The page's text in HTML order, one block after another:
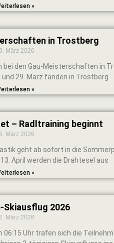
»
in Trostberg
März 2026
bei den Gau-Meisterschaften in
29. März fanden in Trostberg
»
– Radltraining beginnt
März 2026
geht ab sofort in die
April werden die Drahtesel aus
»
Skiausflug 2026
März 2026
06:15 Uhr trafen sich die